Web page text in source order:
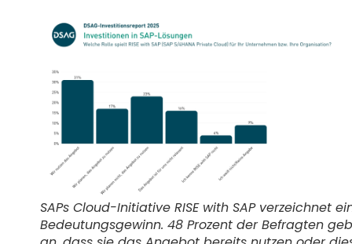
SAPs Cloud-Initiative RISE with SAP verzeichnet
Bedeutungsgewinn. 48 Prozent der Befragten